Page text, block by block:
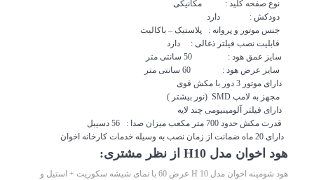
نوع صفحه کلید : مکانیکی
دودکش : دارد
جنس موتور و پروانه : پلاستیک – باکالیت
قابلیت نصب فیلتر ذغالی : دارد
سایز عمق هود : 50 سانتی متر
سایز عرض هود : 60 سانتی متر
دارای موتور 3 دور با مکش قوی
مجهز به لامپ SMD (نور بیشتر )
دارای فیلتر آلومینیومی چند لایه
قدرت مکش حدود 700 متر مکعب میزان صدا : 56 دسیبل
دارای 20 ماه ضمانت از زمان نصب به وسیله خدمات کارخانه اخوان
هود اخوان مدل H10 از نظر مشتری:
هود شومینه اخوان مدل H 10 عرض 60 با نمای شیشه سکوریت + استیل و